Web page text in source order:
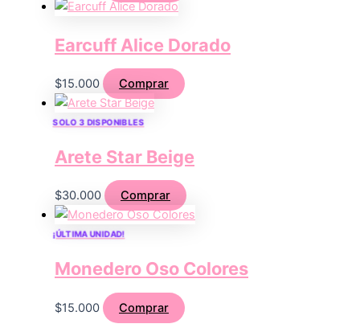
Earcuff Alice Dorado
$15.000 Comprar
SOLO 3 DISPONIBLES
Arete Star Beige
$30.000 Comprar
¡ÚLTIMA UNIDAD!
Monedero Oso Colores
$15.000 Comprar